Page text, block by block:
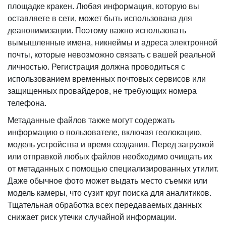
площадке кракен. Любая информация, которую вы
оставляете в сети, может быть использована для
деанонимизации. Поэтому важно использовать
вымышленные имена, никнеймы и адреса электронной
почты, которые невозможно связать с вашей реальной
личностью. Регистрация должна проводиться с
использованием временных почтовых сервисов или
защищенных провайдеров, не требующих номера
телефона.
Метаданные файлов также могут содержать
информацию о пользователе, включая геолокацию,
модель устройства и время создания. Перед загрузкой
или отправкой любых файлов необходимо очищать их
от метаданных с помощью специализированных утилит.
Даже обычное фото может выдать место съемки или
модель камеры, что сузит круг поиска для аналитиков.
Тщательная обработка всех передаваемых данных
снижает риск утечки случайной информации.